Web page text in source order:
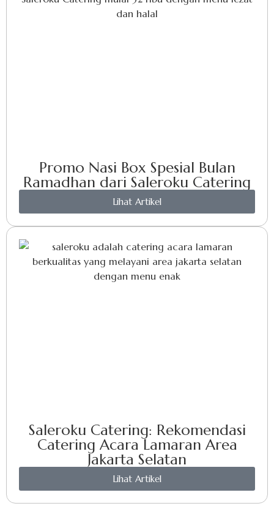
Promo Nasi Box Spesial Bulan
Ramadhan dari Saleroku Catering
Lihat Artikel
Saleroku Catering: Rekomendasi
Catering Acara Lamaran Area
Jakarta Selatan
Lihat Artikel